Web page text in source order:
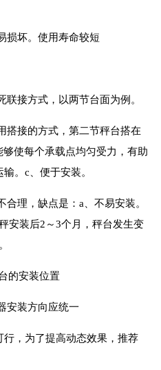
损坏。使用寿命较短
接方式，以两节台面为例。
搭接的方式，第二节秤台搭在
使每个承载点均匀受力，有助
。c、便于安装。
理，缺点是：a、不易安装。
安装后2～3个月，秤台发生变
的安装位置
安装方向应统一
，为了提高动态效果，推荐